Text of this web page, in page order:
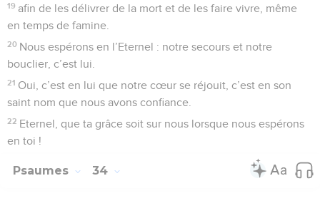
19 afin de les délivrer de la mort et de les faire vivre, même
en temps de famine.
20 Nous espérons en l’Eternel : notre secours et notre
bouclier, c’est lui.
21 Oui, c’est en lui que notre cœur se réjouit, c’est en son
saint nom que nous avons confiance.
22 Eternel, que ta grâce soit sur nous lorsque nous espérons
en toi !
Psaumes 34